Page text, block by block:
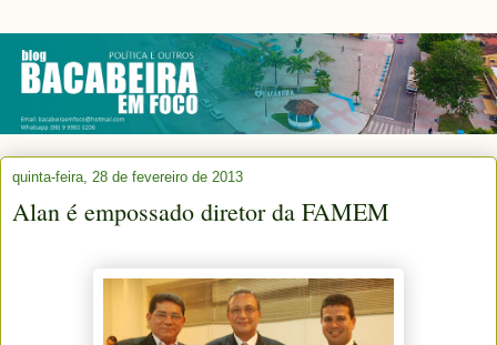
quinta-feira, 28 de fevereiro de 2013
Alan é empossado diretor da FAMEM